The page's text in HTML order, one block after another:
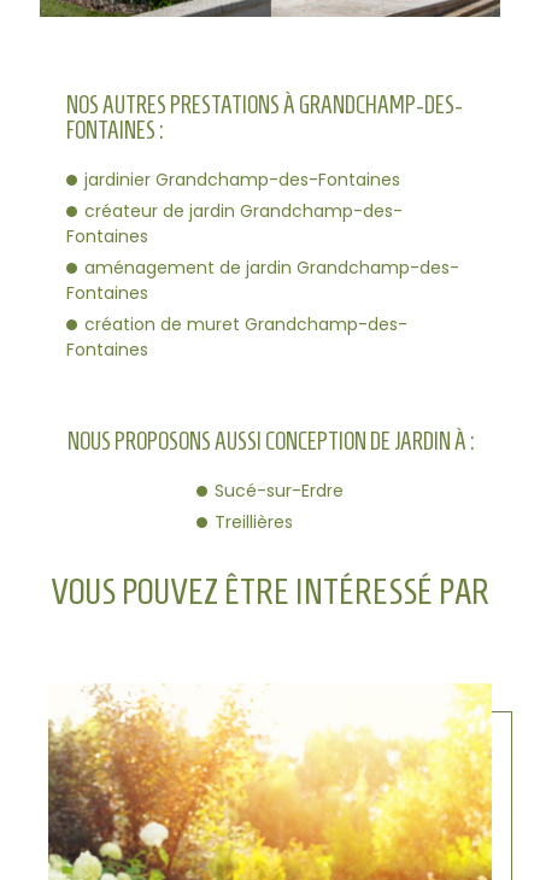
NOS AUTRES PRESTATIONS À GRANDCHAMP-DES-
FONTAINES :
jardinier Grandchamp-des-Fontaines
créateur de jardin Grandchamp-des-
Fontaines
aménagement de jardin Grandchamp-des-
Fontaines
création de muret Grandchamp-des-
Fontaines
NOUS PROPOSONS AUSSI CONCEPTION DE JARDIN À :
Sucé-sur-Erdre
Treillières
VOUS POUVEZ ÊTRE INTÉRESSÉ PAR